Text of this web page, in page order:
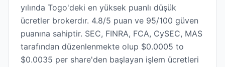
yılında Togo'deki en yüksek puanlı düşük
ücretler brokerdır. 4.8/5 puan ve 95/100 güven
puanına sahiptir. SEC, FINRA, FCA, CySEC, MAS
tarafından düzenlenmekte olup $0.0005 to
$0.0035 per share'den başlayan işlem ücretleri